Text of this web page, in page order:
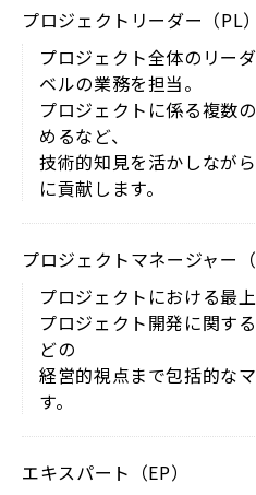
プロジェクトリーダー（PL）
プロジェクト全体のリー
ベルの業務を担当。
プロジェクトに係る複数
めるなど、
技術的知見を活かしなが
に貢献します。
プロジェクトマネージャー（
プロジェクトにおける最上
プロジェクト開発に関す
どの
経営的視点まで包括的な
す。
エキスパート（EP）